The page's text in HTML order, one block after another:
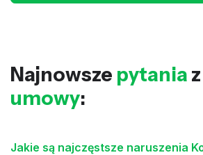
Najnowsze pytania
umowy:
Jakie są najczęstsze naruszenia